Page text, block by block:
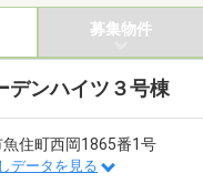
募集物件
デンハイツ３号棟
住町西岡1865番1号
データを見る